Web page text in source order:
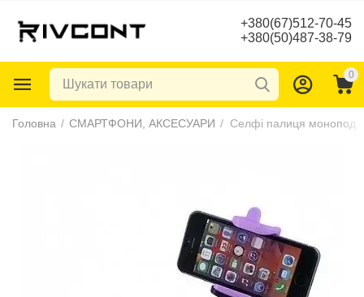
+380(67)512-70-45
+380(50)487-38-79
0
Головна / СМАРТФОНИ, АКСЕСУАРИ / Селфі палиця монопод